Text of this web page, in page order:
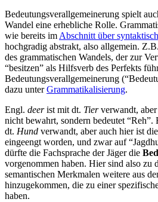
Bedeutungsverallgemeinerung spielt
Wandel eine erhebliche Rolle.
wie bereits imAbschnitt über
hochgradig abstrakt, also allgemein.
des grammatischen Wandels, der zur
“besitzen” als Hilfsverb des Perfekts
Bedeutungsverallgemeinerung
dazu unterGrammatikalisierung.
Engl. deerist mit dt. Tierverwandt, aber
nicht bewahrt, sondern bedeutet “Reh”.
dt. Hund verwandt, aber auch hier ist
eingeengt worden, und zwar auf
dürfte die Fachsprache der Jäger die
vorgenommen haben. Hier sind also zu
semantischen Merkmalen weitere aus
hinzugekommen, die zu einer
haben.